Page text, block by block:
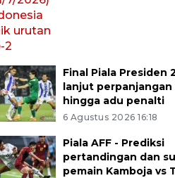
Final Piala Presiden
lanjut
hingga adu penalti
6 Agustus 2026 16:18
Piala AFF - Prediksi
pertandingan dan
pemain Kamboja vs